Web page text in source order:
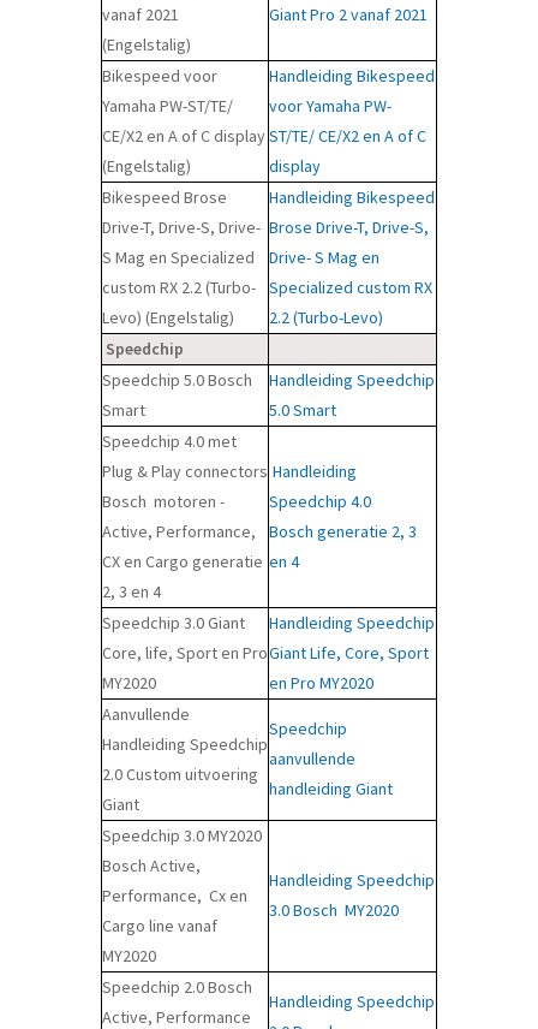
vanaf 2021
(Engelstalig)
Giant Pro 2 vanaf 2021
Bikespeed voor
Yamaha PW-ST/TE/
CE/X2 en A of C display
(Engelstalig)
Handleiding Bikespeed
voor Yamaha PW-
ST/TE/ CE/X2 en A of C
display
Bikespeed Brose
Drive-T, Drive-S, Drive-
S Mag en Specialized
custom RX 2.2 (Turbo-
Levo) (Engelstalig)
Handleiding Bikespeed
Brose Drive-T, Drive-S,
Drive- S Mag en
Specialized custom RX
2.2 (Turbo-Levo)
Speedchip
Speedchip 5.0 Bosch
Smart
Handleiding Speedchip
5.0 Smart
Speedchip 4.0 met
Plug & Play connectors
Bosch motoren -
Active, Performance,
CX en Cargo generatie
2, 3 en 4
Handleiding
Speedchip 4.0
Bosch generatie 2, 3
en 4
Speedchip 3.0 Giant
Core, life, Sport en Pro
MY2020
Handleiding Speedchip
Giant Life, Core, Sport
en Pro MY2020
Aanvullende
Handleiding Speedchip
2.0 Custom uitvoering
Giant
Speedchip
aanvullende
handleiding Giant
Speedchip 3.0 MY2020
Bosch Active,
Performance, Cx en
Cargo line vanaf
MY2020
Handleiding Speedchip
3.0 Bosch MY2020
Speedchip 2.0 Bosch
Active, Performance
Handleiding Speedchip